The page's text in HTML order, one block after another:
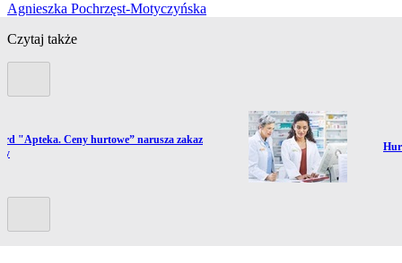
Agnieszka Pochrzęst-Motyczyńska
Czytaj także
do artykułu:
"Apteka. Ceny hurtowe” narusza zakaz